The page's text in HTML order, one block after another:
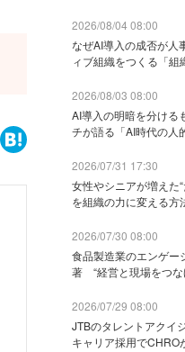
2026/08/04 08:00
なぜAI導入の成否が人
ィブ組織をつくる「組
2026/08/03 08:00
AI導入の明暗を分ける
チが語る「AI時代の人
2026/07/31 17:30
女性やシニアが増えた
を組織の力に変える方
2026/07/30 08:00
食品製造業のエンゲー
著 “経営と現場をつな
2026/07/29 08:00
JTBのタレントアク
キャリア採用でCHRO